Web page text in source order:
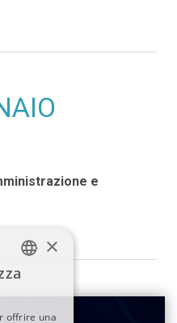
e
ENGLISH
×
offrire una